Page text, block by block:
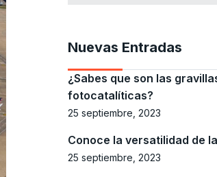
Nuevas Entradas
¿Sabes que son las
fotocatalíticas?
25 septiembre, 2023
Conoce la versatilidad de
25 septiembre, 2023